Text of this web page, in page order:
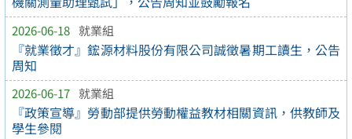
2026-06-18 就業組
『就業徵才』鋐源材料股份有限公司誠徵暑期工讀生，公告
周知
2026-06-17 就業組
『政策宣導』勞動部提供勞動權益教材相關資訊，供教師及
學生參閱